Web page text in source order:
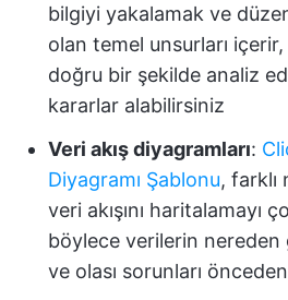
bilgiyi yakalamak ve
olan temel unsurları
doğru bir şekilde analiz
kararlar alabilirsiniz
Veri akış diyagramları:
Diyagramı Şablonu, farklı
veri akışını haritalamayı
böylece verilerin
ve olası sorunları